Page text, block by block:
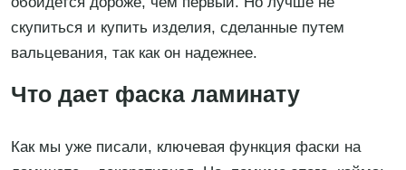
скупиться и купить изделия, сделанные путем
вальцевания, так как он надежнее.
Что дает фаска ламинату
Как мы уже писали, ключевая функция фаски на